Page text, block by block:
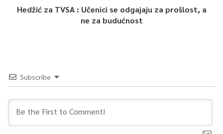
Hedžić za TVSA : Učenici se odgajaju za prošlost, a
ne za budućnost
Subscribe